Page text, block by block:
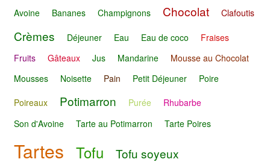
Avoine Bananes Champignons Chocolat Clafoutis
Crèmes Déjeuner Eau Eau de coco
Fraises
Fruits
Gâteaux Jus Mandarine
Mousse au Chocolat
Mousses
Noisette Pain Petit Déjeuner
Poire
Poireaux
Potimarron Purée
Rhubarbe
Son d'Avoine
Tarte au Potimarron Tarte Poires
Tartes Tofu Tofu soyeux